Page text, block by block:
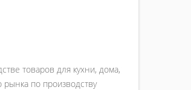
товаров для кухни, дома,
по производству